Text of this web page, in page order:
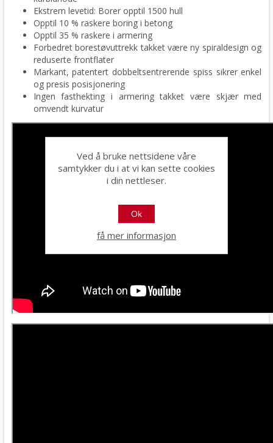
Ekstrem levetid: Borer opptil 1500 hull
Opptil 10 % raskere boring i betong
Opptil 35 % raskere i armering
Forbedret borestøvuttrekk takket være ny spiraldesign og
reduserte frontflater
Markant, patentert dobbeltsentrerende spiss sikrer enkel
og presis posisjonering
Ingen fasthekting i armering takket være skjær med
omvendt kurvatur
Ved å bruke nettsidene våre
samtykker du i at vi kan sette cookies
i din nettleser.
Ok
få mer informasjon